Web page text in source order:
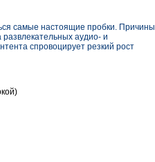
самые настоящие пробки. Причины
аудио- и
спровоцирует резкий рост